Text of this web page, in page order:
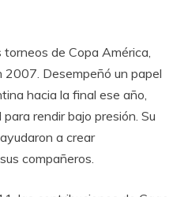
de Copa América,
2007. Desempeñó un papel
hacia la final ese año,
rendir bajo presión. Su
a crear
compañeros.